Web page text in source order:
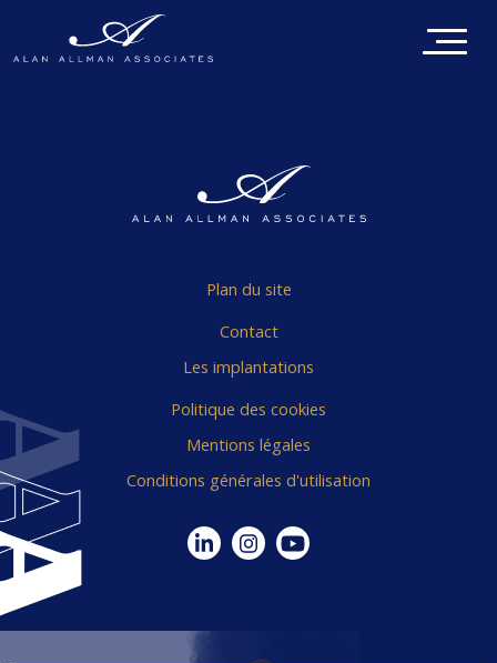
Plan du site
Contact
Les implantations
Politique des cookies
Mentions légales
Conditions générales d'utilisation